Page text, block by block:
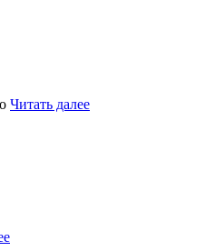
Читать далее